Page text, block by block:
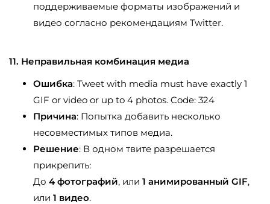
поддерживаемые форматы изображений и
видео согласно рекомендациям Twitter.
11. Неправильная комбинация медиа
Ошибка: Tweet with media must have exactly 1
GIF or video or up to 4 photos. Code: 324
Причина: Попытка добавить несколько
несовместимых типов медиа.
Решение: В одном твите разрешается
прикрепить:
До 4 фотографий, или 1 анимированный GIF,
или 1 видео.